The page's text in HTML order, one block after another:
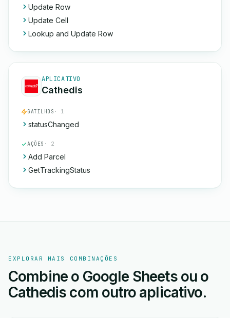
Update Row
Update Cell
Lookup and Update Row
APLICATIVO
Cathedis
GATILHOS · 1
statusChanged
AÇÕES · 2
Add Parcel
GetTrackingStatus
EXPLORAR MAIS COMBINAÇÕES
Combine o Google Sheets ou o
Cathedis com outro aplicativo.